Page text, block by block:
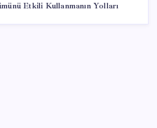
Etkili Kullanmanın Yolları